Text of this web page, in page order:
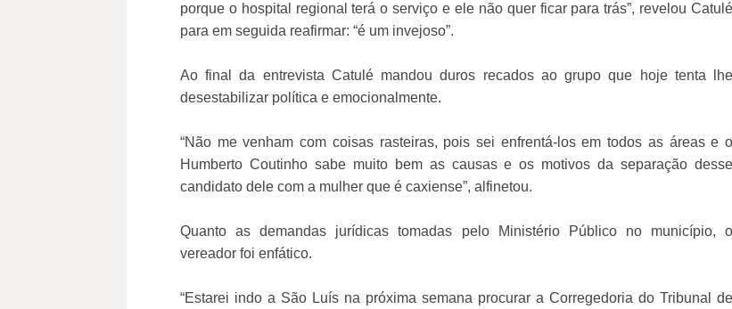
porque o hospital regional terá o serviço e ele não quer ficar para trás”, revelou Catulé
para em seguida reafirmar: “é um invejoso”.
Ao final da entrevista Catulé mandou duros recados ao grupo que hoje tenta lhe
desestabilizar política e emocionalmente.
“Não me venham com coisas rasteiras, pois sei enfrentá-los em todos as áreas e o
Humberto Coutinho sabe muito bem as causas e os motivos da separação desse
candidato dele com a mulher que é caxiense”, alfinetou.
Quanto as demandas jurídicas tomadas pelo Ministério Público no município, o
vereador foi enfático.
“Estarei indo a São Luís na próxima semana procurar a Corregedoria do Tribunal de